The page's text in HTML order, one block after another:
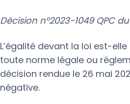
Décision n°2023-1049 QPC
L’égalité devant la loi est-
toute norme légale ou
décision rendue le 26 mai
négative.